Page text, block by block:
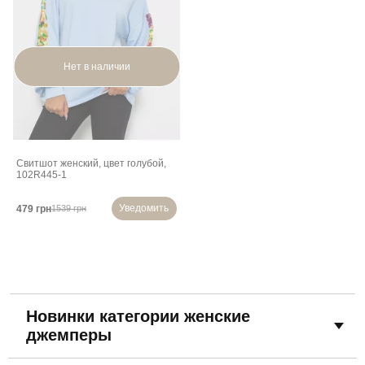
Нет в наличии
Свитшот женский, цвет голубой,
102R445-1
479 грн1539 грн Уведомить
Новинки категории женские
джемперы